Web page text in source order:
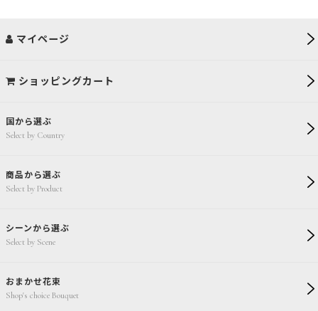
国から選ぶ
Select by Country
商品から選ぶ
Select by Product
シーンから選ぶ
Select by Scene
おまかせ花束
Shop's choice Bouquet
マイページ
ショッピングカート